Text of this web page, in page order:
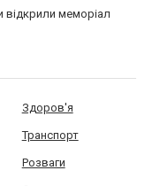
відкрили меморіал
Здоров'я
Транспорт
Розваги